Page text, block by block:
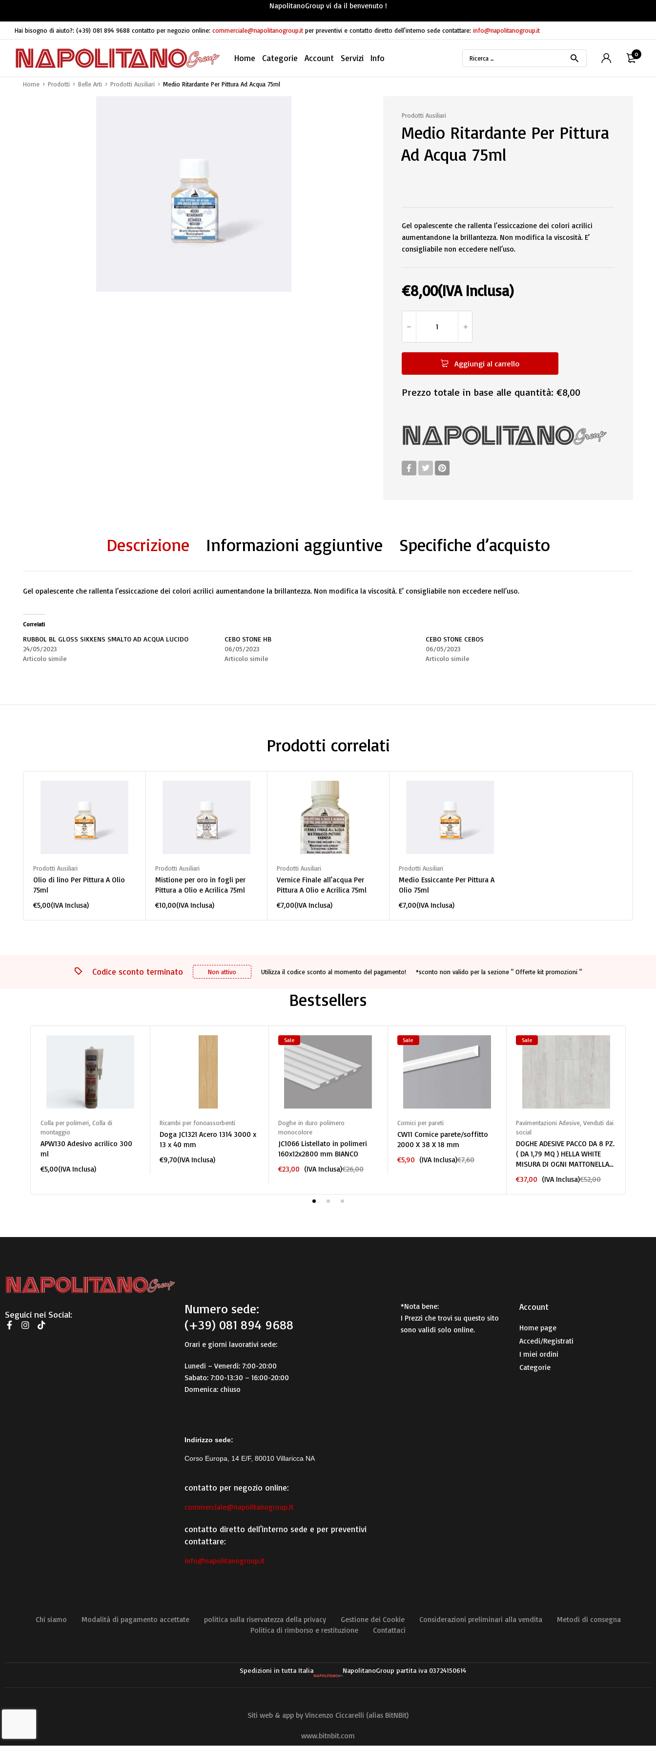
NapolitanoGroup vi da il benvenuto !
Hai bisogno di aiuto?: (+39) 081 894 9688 contatto per negozio online: commerciale@napolitanogroup.it per preventivi e contatto diretto dell'interno sede contattare: info@napolitanogroup.it
Home Categorie Account Servizi Info 0
Home Prodotti Belle Arti Prodotti Ausiliari Medio Ritardante Per Pittura Ad Acqua 75ml
Prodotti Ausiliari
Medio Ritardante Per Pittura
Ad Acqua 75ml
Gel opalescente che rallenta l’essiccazione dei colori acrilici
aumentandone la brillantezza. Non modifica la viscosità. E’
consigliabile non eccedere nell’uso.
€8,00(IVA Inclusa)
Aggiungi al carrello
Prezzo totale in base alle quantità: €8,00
Descrizione Informazioni aggiuntive Specifiche d’acquisto
Gel opalescente che rallenta l’essiccazione dei colori acrilici aumentandone la brillantezza. Non modifica la viscosità. E’ consigliabile non eccedere nell’uso.
Correlati
RUBBOL BL GLOSS SIKKENS SMALTO AD ACQUA LUCIDO
24/05/2023
Articolo simile
CEBO STONE HB
06/05/2023
Articolo simile
CEBO STONE CEBOS
06/05/2023
Articolo simile
Prodotti correlati
Aggiungi al carrello
Prodotti Ausiliari
Olio di lino Per Pittura A Olio
75ml
€5,00(IVA Inclusa)
Aggiungi al carrello
Prodotti Ausiliari
Mistione per oro in fogli per
Pittura a Olio e Acrilica 75ml
€10,00(IVA Inclusa)
Aggiungi al carrello
Prodotti Ausiliari
Vernice Finale all’acqua Per
Pittura A Olio e Acrilica 75ml
€7,00(IVA Inclusa)
Aggiungi al carrello
Prodotti Ausiliari
Medio Essiccante Per Pittura A
Olio 75ml
€7,00(IVA Inclusa)
Codice sconto terminato Non attivo Utilizza il codice sconto al momento del pagamento! *sconto non valido per la sezione " Offerte kit promozioni "
Bestsellers
Aggiungi al carrello
Colla per polimeri Colla di
montaggio
APW130 Adesivo acrilico 300
ml
€5,00(IVA Inclusa)
Aggiungi al carrello
Ricambi per fonoassorbenti
Doga JC1321 Acero 1314 3000 x
13 x 40 mm
€9,70(IVA Inclusa)
Sale
Aggiungi al carrello
Doghe in duro polimero
monocolore
JC1066 Listellato in polimeri
160x12x2800 mm BIANCO
€26,00
€23,00 (IVA Inclusa)
Sale
Aggiungi al carrello
Cornici per pareti
CW11 Cornice parete/soffitto
2000 X 38 X 18 mm
€7,60
€5,90 (IVA Inclusa)
Sale
Aggiungi al carrello
Pavimentazioni Adesive ,Venduti dai
social
DOGHE ADESIVE PACCO DA 8 PZ.
( DA 1,79 MQ ) HELLA WHITE
MISURA DI OGNI MATTONELLA
18,4X121,9CM
€52,00
€37,00 (IVA Inclusa)
Seguici nei Social:
Numero sede:
(+39) 081 894 9688
Orari e giorni lavorativi sede:
Lunedi – Venerdi: 7:00-20:00
Sabato: 7:00-13:30 – 16:00-20:00
Domenica: chiuso
Indirizzo sede:
Corso Europa, 14 E/F, 80010 Villaricca NA
contatto per negozio online:
commerciale@napolitanogroup.it
contatto diretto dell'interno sede e per preventivi
contattare:
info@napolitanogroup.it
*Nota bene:
I Prezzi che trovi su questo sito
sono validi solo online.
Account​
Home page
Accedi/Registrati
I miei ordini
Categorie
Chi siamo Modalità di pagamento accettate politica sulla riservatezza della privacy Gestione dei Cookie Considerazioni preliminari alla vendita
Metodi di consegna
Politica di rimborso e restituzione
Contattaci
Spedizioni in tutta Italia NapolitanoGroup partita iva 03724150614
Siti web & app by Vincenzo Ciccarelli (alias BitNBit)
www.bitnbit.com